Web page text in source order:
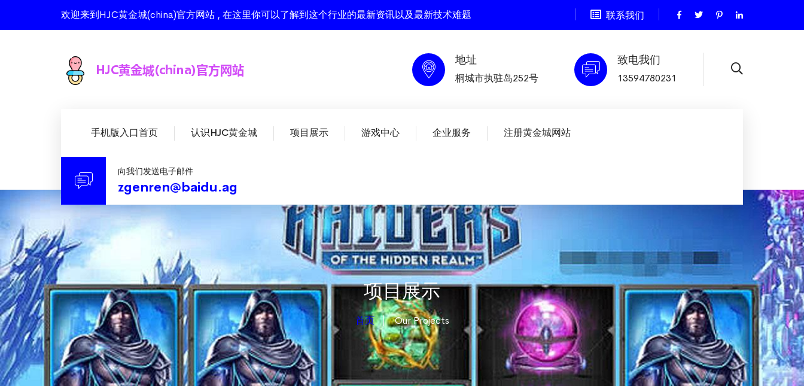
欢迎来到HJC黄金城(china)官方网站 , 在这里你可以了解到这个行业的最新资讯以及最新技术难题 联系我们
地址
桐城市执驻岛252号
致电我们
13594780231
手机版入口首页 认识HJC黄金城 项目展示 游戏中心 企业服务 注册黄金城网站
向我们发送电子邮件
zgenren@baidu.ag
项目展示
首页 Our Projects